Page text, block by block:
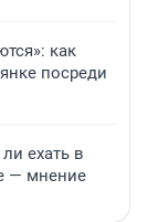
как
посреди
ехать в
— мнение